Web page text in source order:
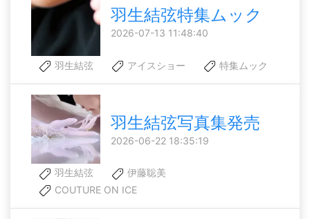
羽生結弦特集ムック
2026-07-13 11:48:40
羽生結弦 アイスショー 特集ムック
羽生結弦写真集発売
2026-06-22 18:35:19
羽生結弦
伊藤聡美
COUTURE ON ICE